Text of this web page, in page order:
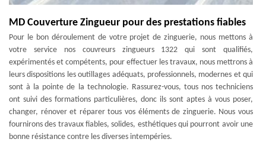
MD Couverture Zingueur pour des prestations fiables
Pour le bon déroulement de votre projet de zinguerie, nous mettons à
votre service nos couvreurs zingueurs 1322 qui sont qualifiés,
expérimentés et compétents, pour effectuer les travaux, nous mettrons à
leurs dispositions les outillages adéquats, professionnels, modernes et qui
sont à la pointe de la technologie. Rassurez-vous, tous nos techniciens
ont suivi des formations particulières, donc ils sont aptes à vous poser,
changer, rénover et réparer tous vos éléments de zinguerie. Nous vous
fournirons des travaux fiables, solides, esthétiques qui pourront avoir une
bonne résistance contre les diverses intempéries.